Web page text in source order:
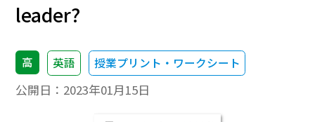
leader?
高 英語 授業プリント・ワークシート
公開日： 2023年01月15日